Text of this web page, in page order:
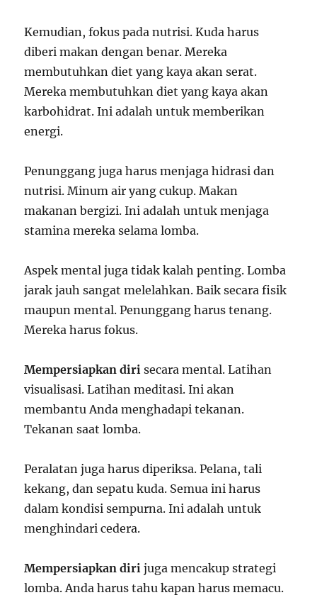
Kemudian, fokus pada nutrisi. Kuda harus
diberi makan dengan benar. Mereka
membutuhkan diet yang kaya akan serat.
Mereka membutuhkan diet yang kaya akan
karbohidrat. Ini adalah untuk memberikan
energi.
Penunggang juga harus menjaga hidrasi dan
nutrisi. Minum air yang cukup. Makan
makanan bergizi. Ini adalah untuk menjaga
stamina mereka selama lomba.
Aspek mental juga tidak kalah penting. Lomba
jarak jauh sangat melelahkan. Baik secara fisik
maupun mental. Penunggang harus tenang.
Mereka harus fokus.
Mempersiapkan diri secara mental. Latihan
visualisasi. Latihan meditasi. Ini akan
membantu Anda menghadapi tekanan.
Tekanan saat lomba.
Peralatan juga harus diperiksa. Pelana, tali
kekang, dan sepatu kuda. Semua ini harus
dalam kondisi sempurna. Ini adalah untuk
menghindari cedera.
Mempersiapkan diri juga mencakup strategi
lomba. Anda harus tahu kapan harus memacu.